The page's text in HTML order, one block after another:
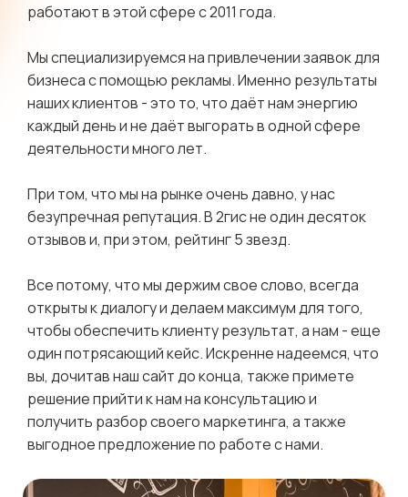
работают в этой сфере с 2011 года.
Мы специализируемся на привлечении заявок для
бизнеса с помощью рекламы. Именно результаты
наших клиентов - это то, что даёт нам энергию
каждый день и не даёт выгорать в одной сфере
деятельности много лет.
При том, что мы на рынке очень давно, у нас
безупречная репутация. В 2гис не один десяток
отзывов и, при этом, рейтинг 5 звезд.
Все потому, что мы держим свое слово, всегда
открыты к диалогу и делаем максимум для того,
чтобы обеспечить клиенту результат, а нам - еще
один потрясающий кейс. Искренне надеемся, что
вы, дочитав наш сайт до конца, также примете
решение прийти к нам на консультацию и
получить разбор своего маркетинга, а также
выгодное предложение по работе с нами.